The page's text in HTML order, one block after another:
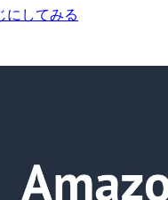
にしてみる